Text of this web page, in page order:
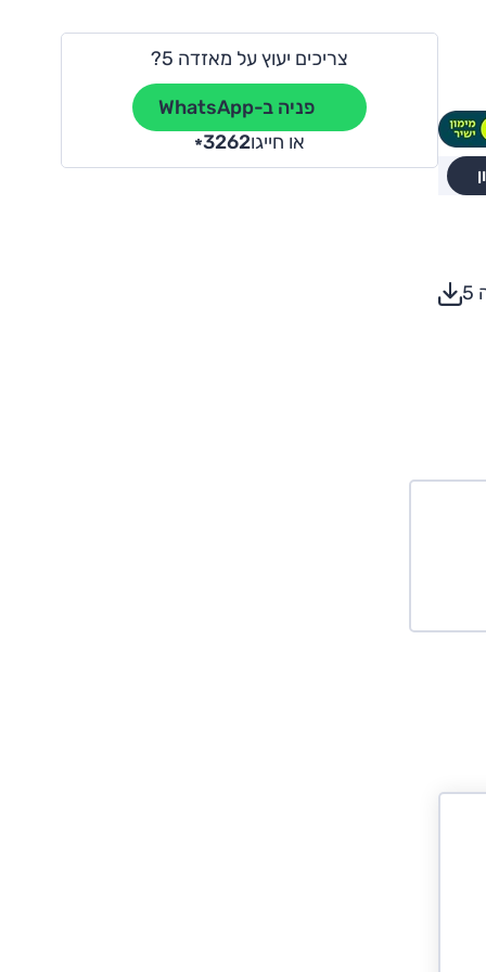
צריכים יעוץ על מאזדה 5?
פניה ב-WhatsApp
או חייגו
*3262